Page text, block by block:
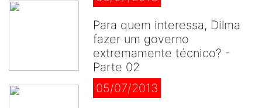
Para quem interessa, Dilma
fazer um governo
extremamente técnico? -
Parte 02
05/07/2013